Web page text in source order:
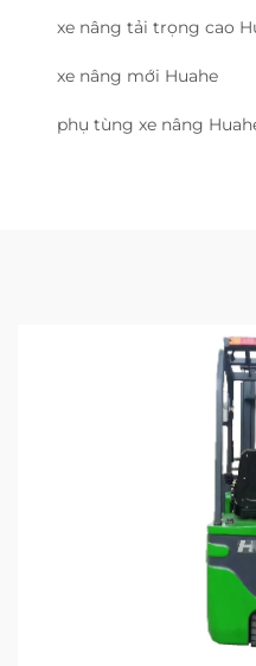
xe nâng tải trọng cao
xe nâng mới Huahe
phụ tùng xe nâng